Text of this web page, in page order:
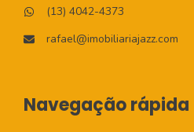
(13) 4042-4373
rafael@imobiliariajazz.com
Navegação rápida